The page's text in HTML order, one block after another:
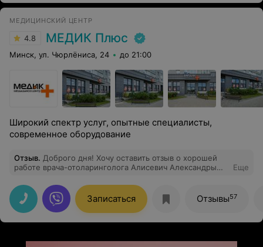
МЕДИЦИНСКИЙ ЦЕНТР
4.8 МЕДИК Плюс
Минск, ул. Чюрлёниса, 24 до 21:00
Широкий спектр услуг, опытные специалисты,
современное оборудование
Отзыв. Доброго дня! Хочу оставить отзыв о хорошей
работе врача-отоларинголога Алисевич Александры
консультацию, внимательный осмотр и хорошее
настроение в придачу. Всем рекомендуем!
Еще
Записаться Отзывы57